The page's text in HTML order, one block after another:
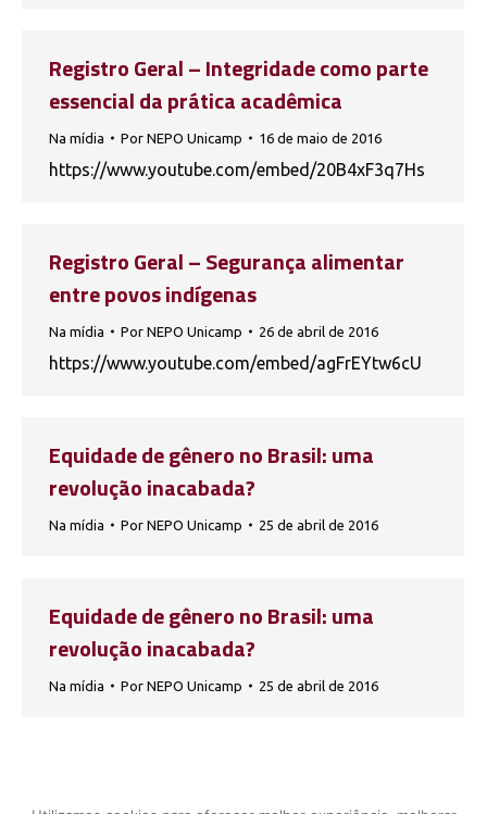
Registro Geral – Integridade como parte
essencial da prática acadêmica
Na mídia Por NEPO Unicamp 16 de maio de 2016
https://www.youtube.com/embed/20B4xF3q7Hs
Registro Geral – Segurança alimentar
entre povos indígenas
Na mídia Por NEPO Unicamp 26 de abril de 2016
https://www.youtube.com/embed/agFrEYtw6cU
Equidade de gênero no Brasil: uma
revolução inacabada?
Na mídia Por NEPO Unicamp 25 de abril de 2016
Equidade de gênero no Brasil: uma
revolução inacabada?
Na mídia Por NEPO Unicamp 25 de abril de 2016